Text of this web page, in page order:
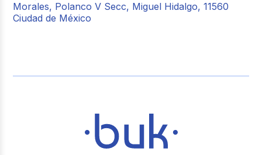
Morales, Polanco V Secc, Miguel Hidalgo, 11560
Ciudad de México